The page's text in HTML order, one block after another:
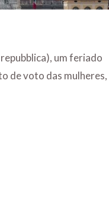
um feriado
de voto das mulheres,